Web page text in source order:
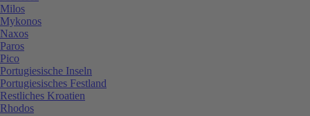
Milos
Mykonos
Naxos
Paros
Pico
Portugiesische Inseln
Portugiesisches Festland
Restliches Kroatien
Rhodos